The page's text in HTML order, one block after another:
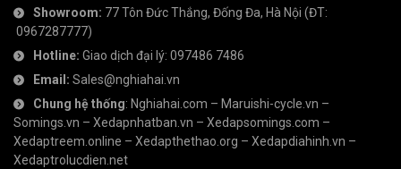
Showroom: 77 Tôn Đức Thắng, Đống Đa, Hà Nội (ĐT:
0967287777)
Hotline: Giao dịch đại lý: 097486 7486
Email: Sales@nghiahai.vn
Chung hệ thống: Nghiahai.com – Maruishi-cycle.vn –
Somings.vn – Xedapnhatban.vn – Xedapsomings.com –
Xedaptreem.online – Xedapthethao.org – Xedapdiahinh.vn –
Xedaptrolucdien.net